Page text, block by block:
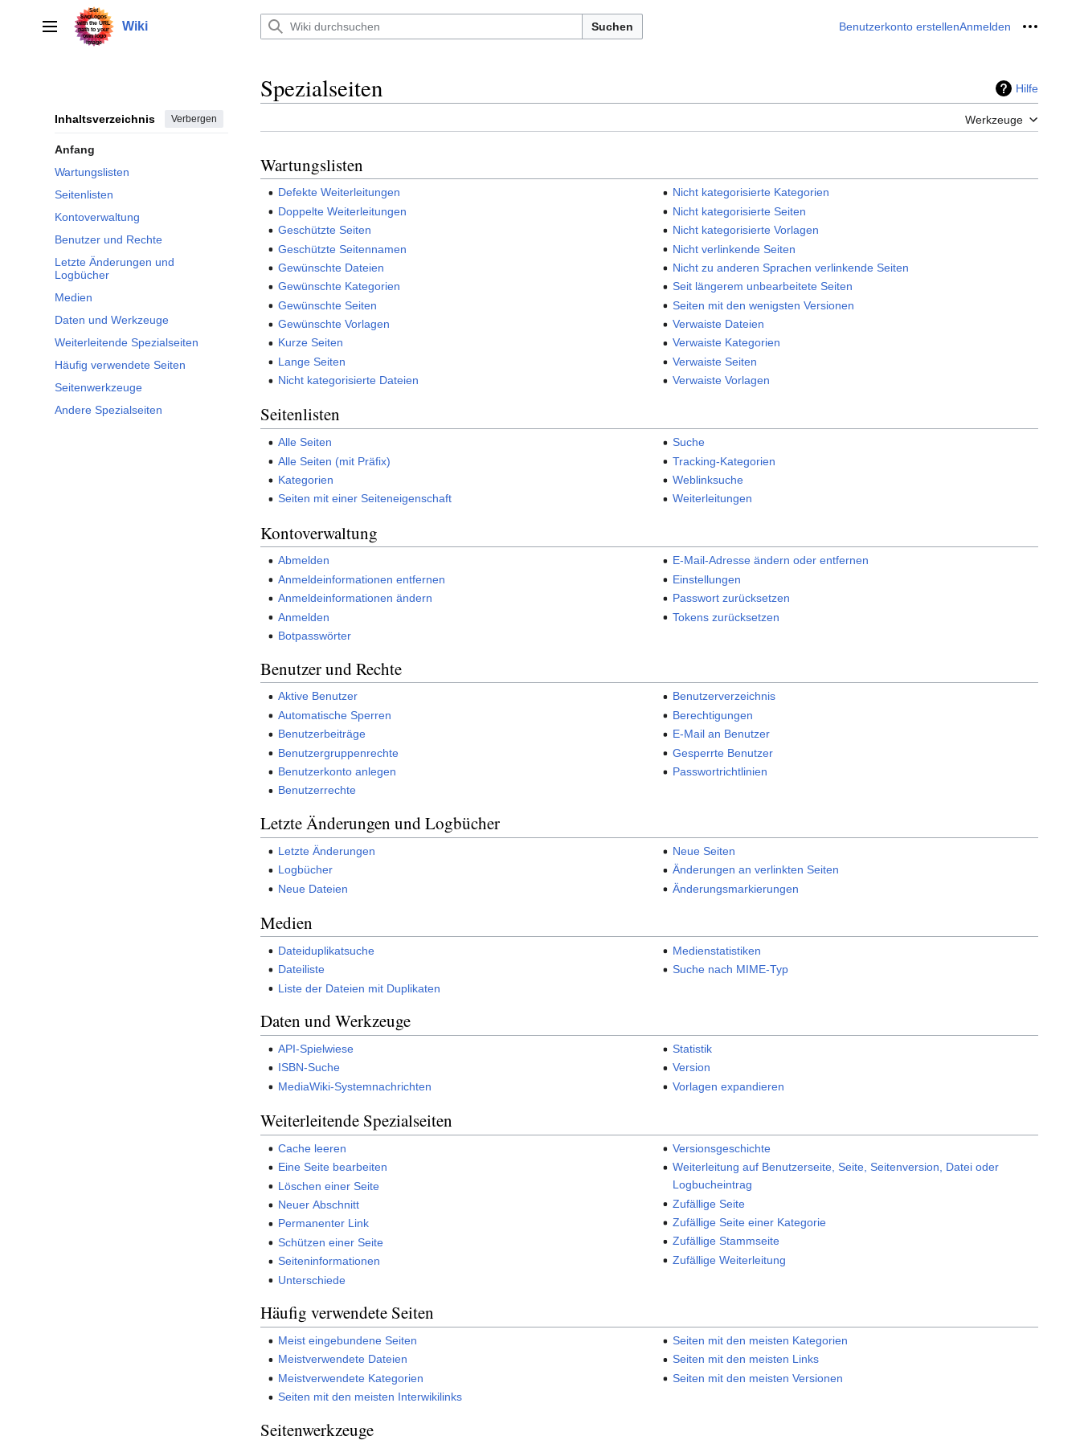
springenHauptmenü Wiki Suchen Benutzerkonto erstellenAnmelden Meine
Inhaltsverzeichnis Verbergen
Anfang
Wartungslisten
Seitenlisten
Kontoverwaltung
Benutzer und Rechte
Letzte Änderungen und
Logbücher
Medien
Daten und Werkzeuge
Weiterleitende Spezialseiten
Häufig verwendete Seiten
Seitenwerkzeuge
Andere Spezialseiten
Spezialseiten Hilfe
Werkzeuge
Wartungslisten
Defekte Weiterleitungen
Doppelte Weiterleitungen
Geschützte Seiten
Geschützte Seitennamen
Gewünschte Dateien
Gewünschte Kategorien
Gewünschte Seiten
Gewünschte Vorlagen
Kurze Seiten
Lange Seiten
Nicht kategorisierte Dateien
Nicht kategorisierte Kategorien
Nicht kategorisierte Seiten
Nicht kategorisierte Vorlagen
Nicht verlinkende Seiten
Nicht zu anderen Sprachen verlinkende Seiten
Seit längerem unbearbeitete Seiten
Seiten mit den wenigsten Versionen
Verwaiste Dateien
Verwaiste Kategorien
Verwaiste Seiten
Verwaiste Vorlagen
Seitenlisten
Alle Seiten
Alle Seiten (mit Präfix)
Kategorien
Seiten mit einer Seiteneigenschaft
Suche
Tracking-Kategorien
Weblinksuche
Weiterleitungen
Kontoverwaltung
Abmelden
Anmeldeinformationen entfernen
Anmeldeinformationen ändern
Anmelden
Botpasswörter
E-Mail-Adresse ändern oder entfernen
Einstellungen
Passwort zurücksetzen
Tokens zurücksetzen
Benutzer und Rechte
Aktive Benutzer
Automatische Sperren
Benutzerbeiträge
Benutzergruppenrechte
Benutzerkonto anlegen
Benutzerrechte
Benutzerverzeichnis
Berechtigungen
E-Mail an Benutzer
Gesperrte Benutzer
Passwortrichtlinien
Letzte Änderungen und Logbücher
Letzte Änderungen
Logbücher
Neue Dateien
Neue Seiten
Änderungen an verlinkten Seiten
Änderungsmarkierungen
Medien
Dateiduplikatsuche
Dateiliste
Liste der Dateien mit Duplikaten
Medienstatistiken
Suche nach MIME-Typ
Daten und Werkzeuge
API-Spielwiese
ISBN-Suche
MediaWiki-Systemnachrichten
Statistik
Version
Vorlagen expandieren
Weiterleitende Spezialseiten
Cache leeren
Eine Seite bearbeiten
Löschen einer Seite
Neuer Abschnitt
Permanenter Link
Schützen einer Seite
Seiteninformationen
Unterschiede
Versionsgeschichte
Weiterleitung auf Benutzerseite, Seite, Seitenversion, Datei oder
Logbucheintrag
Zufällige Seite
Zufällige Seite einer Kategorie
Zufällige Stammseite
Zufällige Weiterleitung
Häufig verwendete Seiten
Meist eingebundene Seiten
Meistverwendete Dateien
Meistverwendete Kategorien
Seiten mit den meisten Interwikilinks
Seiten mit den meisten Kategorien
Seiten mit den meisten Links
Seiten mit den meisten Versionen
Seitenwerkzeuge